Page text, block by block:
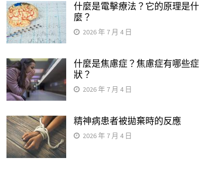
什麼是電擊療法？它的原理是什
麼？
2026 年 7 月 4 日
什麼是焦慮症？焦慮症有哪些症
狀？
2026 年 7 月 4 日
精神病患者被拋棄時的反應
2026 年 7 月 4 日